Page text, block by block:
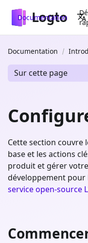
Documentation
Documentation
Sur cette page
Cette section couvre
base et les actions
produit et gérer
développement pour
service open-source